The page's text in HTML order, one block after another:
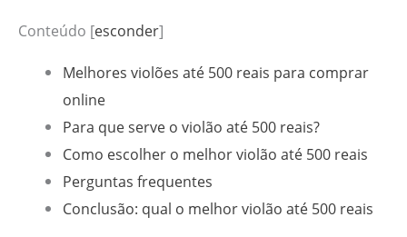
Conteúdo [esconder]
Melhores violões até 500 reais para comprar
online
Para que serve o violão até 500 reais?
Como escolher o melhor violão até 500 reais
Perguntas frequentes
Conclusão: qual o melhor violão até 500 reais